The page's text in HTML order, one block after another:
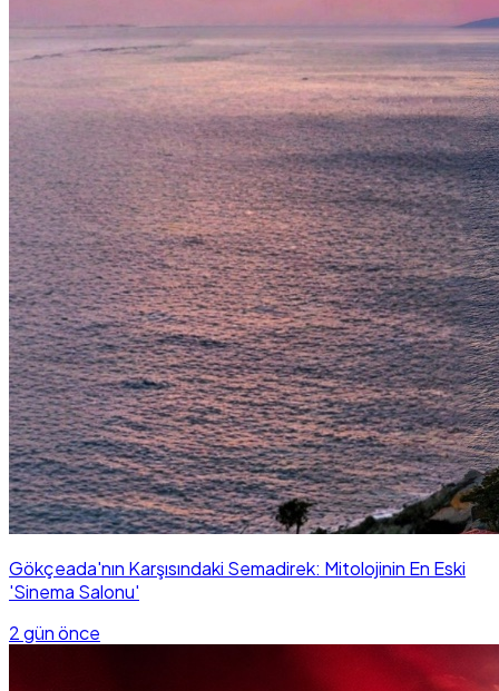
Gökçeada'nın Karşısındaki Semadirek: Mitolojinin En Eski
'Sinema Salonu'
2 gün önce